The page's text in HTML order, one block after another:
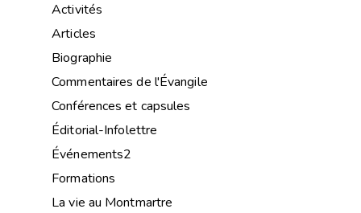
Activités
Articles
Biographie
Commentaires de l'Évangile
Conférences et capsules
Éditorial-Infolettre
Événements2
Formations
La vie au Montmartre